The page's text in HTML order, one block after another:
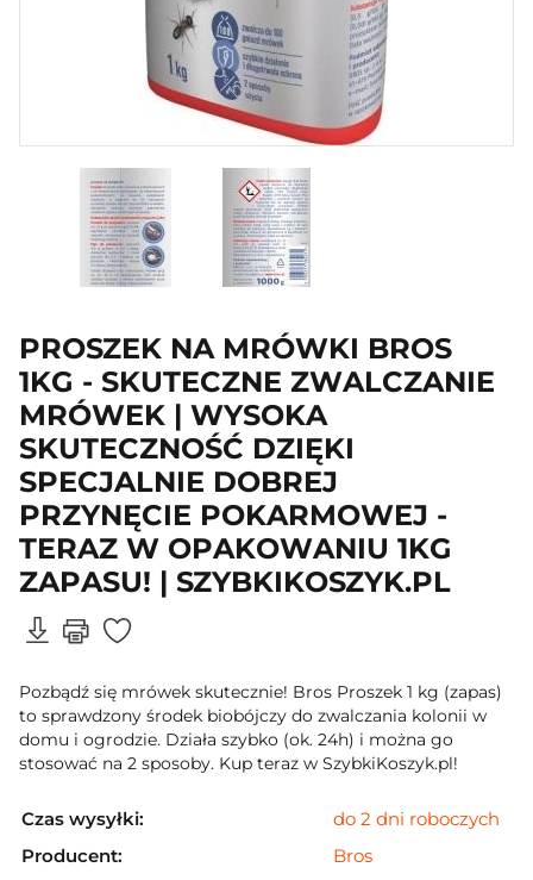
PROSZEK NA MRÓWKI BROS
1KG - SKUTECZNE ZWALCZANIE
MRÓWEK | WYSOKA
SKUTECZNOŚĆ DZIĘKI
SPECJALNIE DOBREJ
PRZYNĘCIE POKARMOWEJ -
TERAZ W OPAKOWANIU 1KG
ZAPASU! | SZYBKIKOSZYK.PL
Pozbądź się mrówek skutecznie! Bros Proszek 1 kg (zapas)
to sprawdzony środek biobójczy do zwalczania kolonii w
domu i ogrodzie. Działa szybko (ok. 24h) i można go
stosować na 2 sposoby. Kup teraz w SzybkiKoszyk.pl!
Czas wysyłki:
do 2 dni roboczych
Producent:
Bros